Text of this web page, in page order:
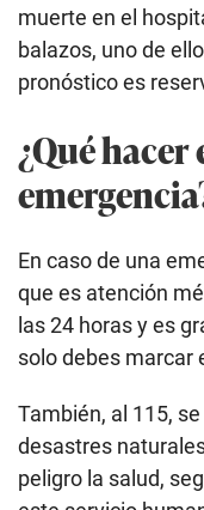
muerte en el
balazos, uno de
pronóstico es
¿Qué hacer
En caso de una
que es atención
las 24 horas y es
solo debes marcar
También, al 115,
desastres
peligro la salud,